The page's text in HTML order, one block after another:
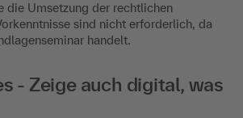
die Umsetzung der rechtlichen
sind nicht erforderlich, da
handelt.
- Zeige auch digital, was